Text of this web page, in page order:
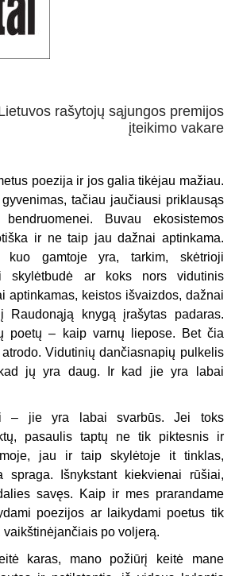
rašytojų sąjungos premijos
įteikimo vakare
poezija ir jos galia tikėjau mažiau.
tačiau jaučiausi priklausąs
Buvau ekosistemos
ir ne taip jau dažnai aptinkama.
kuo gamtoje yra, tarkim, skėtrioji
skylėtbudė ar koks nors vidutinis
aptinkamas, keistos išvaizdos, dažnai
Raudonąją knygą įrašytas padaras.
poetų – kaip varnų liepose. Bet čia
Vidutinių dančiasnapių pulkelis
jų yra daug. Ir kad jie yra labai
– jie yra labai svarbūs. Jei toks
pasaulis taptų ne tik piktesnis ir
jau ir taip skylėtoje it tinklas,
spraga. Išnykstant kiekvienai rūšiai,
savęs. Kaip ir mes prarandame
poezijos ar laikydami poetus tik
vaikštinėjančiais po voljerą.
karas, mano požiūrį keitė mane